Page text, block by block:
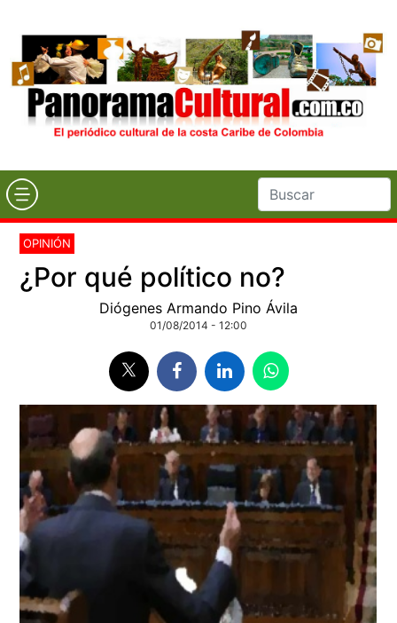
OPINIÓN
¿Por qué político no?
Diógenes Armando Pino Ávila
01/08/2014 - 12:00